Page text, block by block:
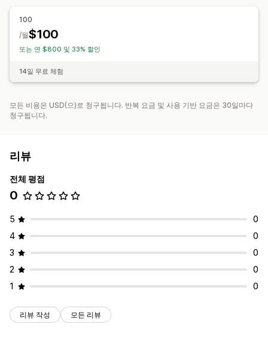
100
$100
/월
또는 연 $800 및 33% 할인
14일 무료 체험
모든 비용은 USD(으)로 청구됩니다. 반복 요금 및 사용 기반 요금은 30일마다
청구됩니다.
리뷰
전체 평점
0
5
0
4
0
3
0
2
0
1
0
리뷰 작성 모든 리뷰